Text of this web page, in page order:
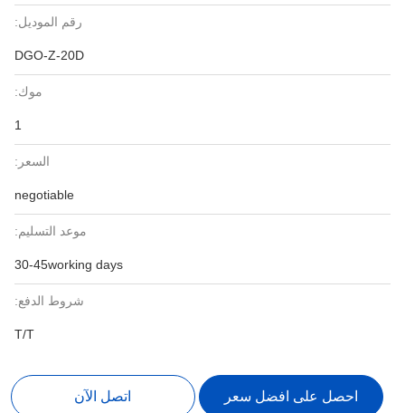
رقم الموديل:
DGO-Z-20D
موك:
السعر:
negotiable
موعد التسليم:
30-45working days
شروط الدفع:
T/T
احصل على افضل سعر اتصل الآن